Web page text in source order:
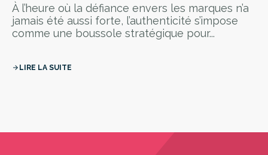
À l’heure où la défiance envers les marques n’a
jamais été aussi forte, l’authenticité s’impose
comme une boussole stratégique pour...
arrow_forward LIRE LA SUITE